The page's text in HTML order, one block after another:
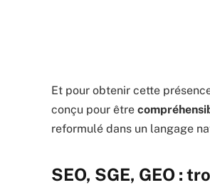
Et pour obtenir cette
conçu pour être
reformulé dans un langage
SEO, SGE, GEO :